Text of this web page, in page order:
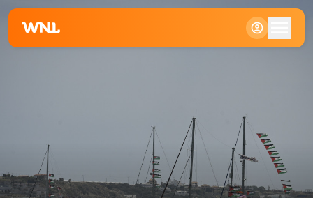
Klein
Standaard
Groot